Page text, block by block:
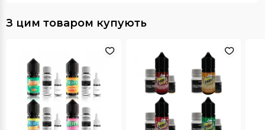
З цим товаром купують